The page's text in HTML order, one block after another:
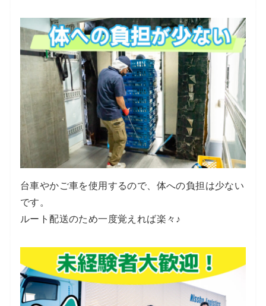
台車やかご車を使用するので、体への負担は少ない
です。
ルート配送のため一度覚えれば楽々♪